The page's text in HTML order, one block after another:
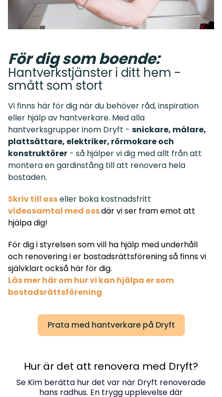
För dig som boende:
Hantverkstjänster i ditt hem -
smått som stort
Vi finns här för dig när du behöver råd, inspiration
eller hjälp av hantverkare. Med alla
hantverksgrupper inom Dryft - snickare, målare,
plattsättare, elektriker, rörmokare och
konstruktörer - så hjälper vi dig med allt från att
montera en gardinstång till att renovera hela
bostaden.
Skriv till osseller boka kostnadsfritt
videosamtal med ossdär vi ser fram emot att
hjälpa dig!
För dig i styrelsen som vill ha hjälp med underhåll
och renovering i er bostadsrättsförening så finns vi
självklart också här för dig.
Läs mer här om hur vi kan hjälpa er som
bostadsrättsförening
Prata med hantverkare på Dryft
Hur är det att renovera med Dryft?
Se Kim berätta hur det var när Dryft renoverade
hans radhus. En trygg upplevelse där